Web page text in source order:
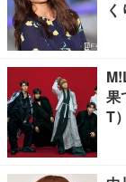
果
T